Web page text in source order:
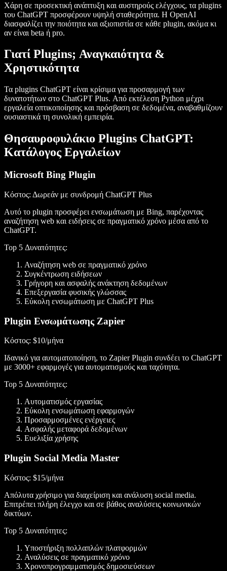
Χάρη σε προσεκτική ανάπτυξη και αυστηρούς ελέγχους, τα plugins
του ChatGPT προσφέρουν υψηλή σταθερότητα. Η OpenAI
διασφαλίζει την ποιότητα και αξιοπιστία σε κάθε plugin, ακόμα κι
αν είναι beta ή pro.
Γιατί Plugins; Αναγκαιότητα &
Χρηστικότητα
Τα plugins ChatGPT είναι κρίσιμα για προσαρμογή των
δυνατοτήτων στο ChatGPT Plus. Από εκτέλεση Python μέχρι
εργαλεία οπτικοποίησης και πρόσβαση σε δεδομένα, αναβαθμίζουν
ουσιαστικά τη συνολική εμπειρία.
Θησαυροφυλάκιο Plugins ChatGPT:
Κατάλογος Εργαλείων
Microsoft Bing Plugin
Κόστος: Δωρεάν με συνδρομή ChatGPT Plus
Αυτό το plugin προσφέρει ενσωμάτωση με Bing, παρέχοντας
αναζήτηση web και ειδήσεις σε πραγματικό χρόνο μέσα από το
ChatGPT.
Top 5 Δυνατότητες:
Αναζήτηση web σε πραγματικό χρόνο
Συγκέντρωση ειδήσεων
Γρήγορη και ασφαλής ανάκτηση δεδομένων
Επεξεργασία φυσικής γλώσσας
Εύκολη ενσωμάτωση με ChatGPT Plus
Plugin Ενσωμάτωσης Zapier
Κόστος: $10/μήνα
Ιδανικό για αυτοματοποίηση, το Zapier Plugin συνδέει το ChatGPT
με 3000+ εφαρμογές για αυτοματισμούς και ταχύτητα.
Top 5 Δυνατότητες:
Αυτοματισμός εργασίας
Εύκολη ενσωμάτωση εφαρμογών
Προσαρμοσμένες ενέργειες
Ασφαλής μεταφορά δεδομένων
Ευελιξία χρήσης
Plugin Social Media Master
Κόστος: $15/μήνα
Απόλυτα χρήσιμο για διαχείριση και ανάλυση social media.
Επιτρέπει πλήρη έλεγχο και σε βάθος αναλύσεις κοινωνικών
δικτύων.
Top 5 Δυνατότητες:
Υποστήριξη πολλαπλών πλατφορμών
Αναλύσεις σε πραγματικό χρόνο
Χρονοπρογραμματισμός δημοσιεύσεων